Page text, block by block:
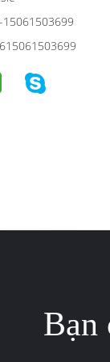
Bạn